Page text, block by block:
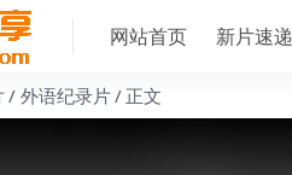
网站首页 新片速递
外语纪录片 正文